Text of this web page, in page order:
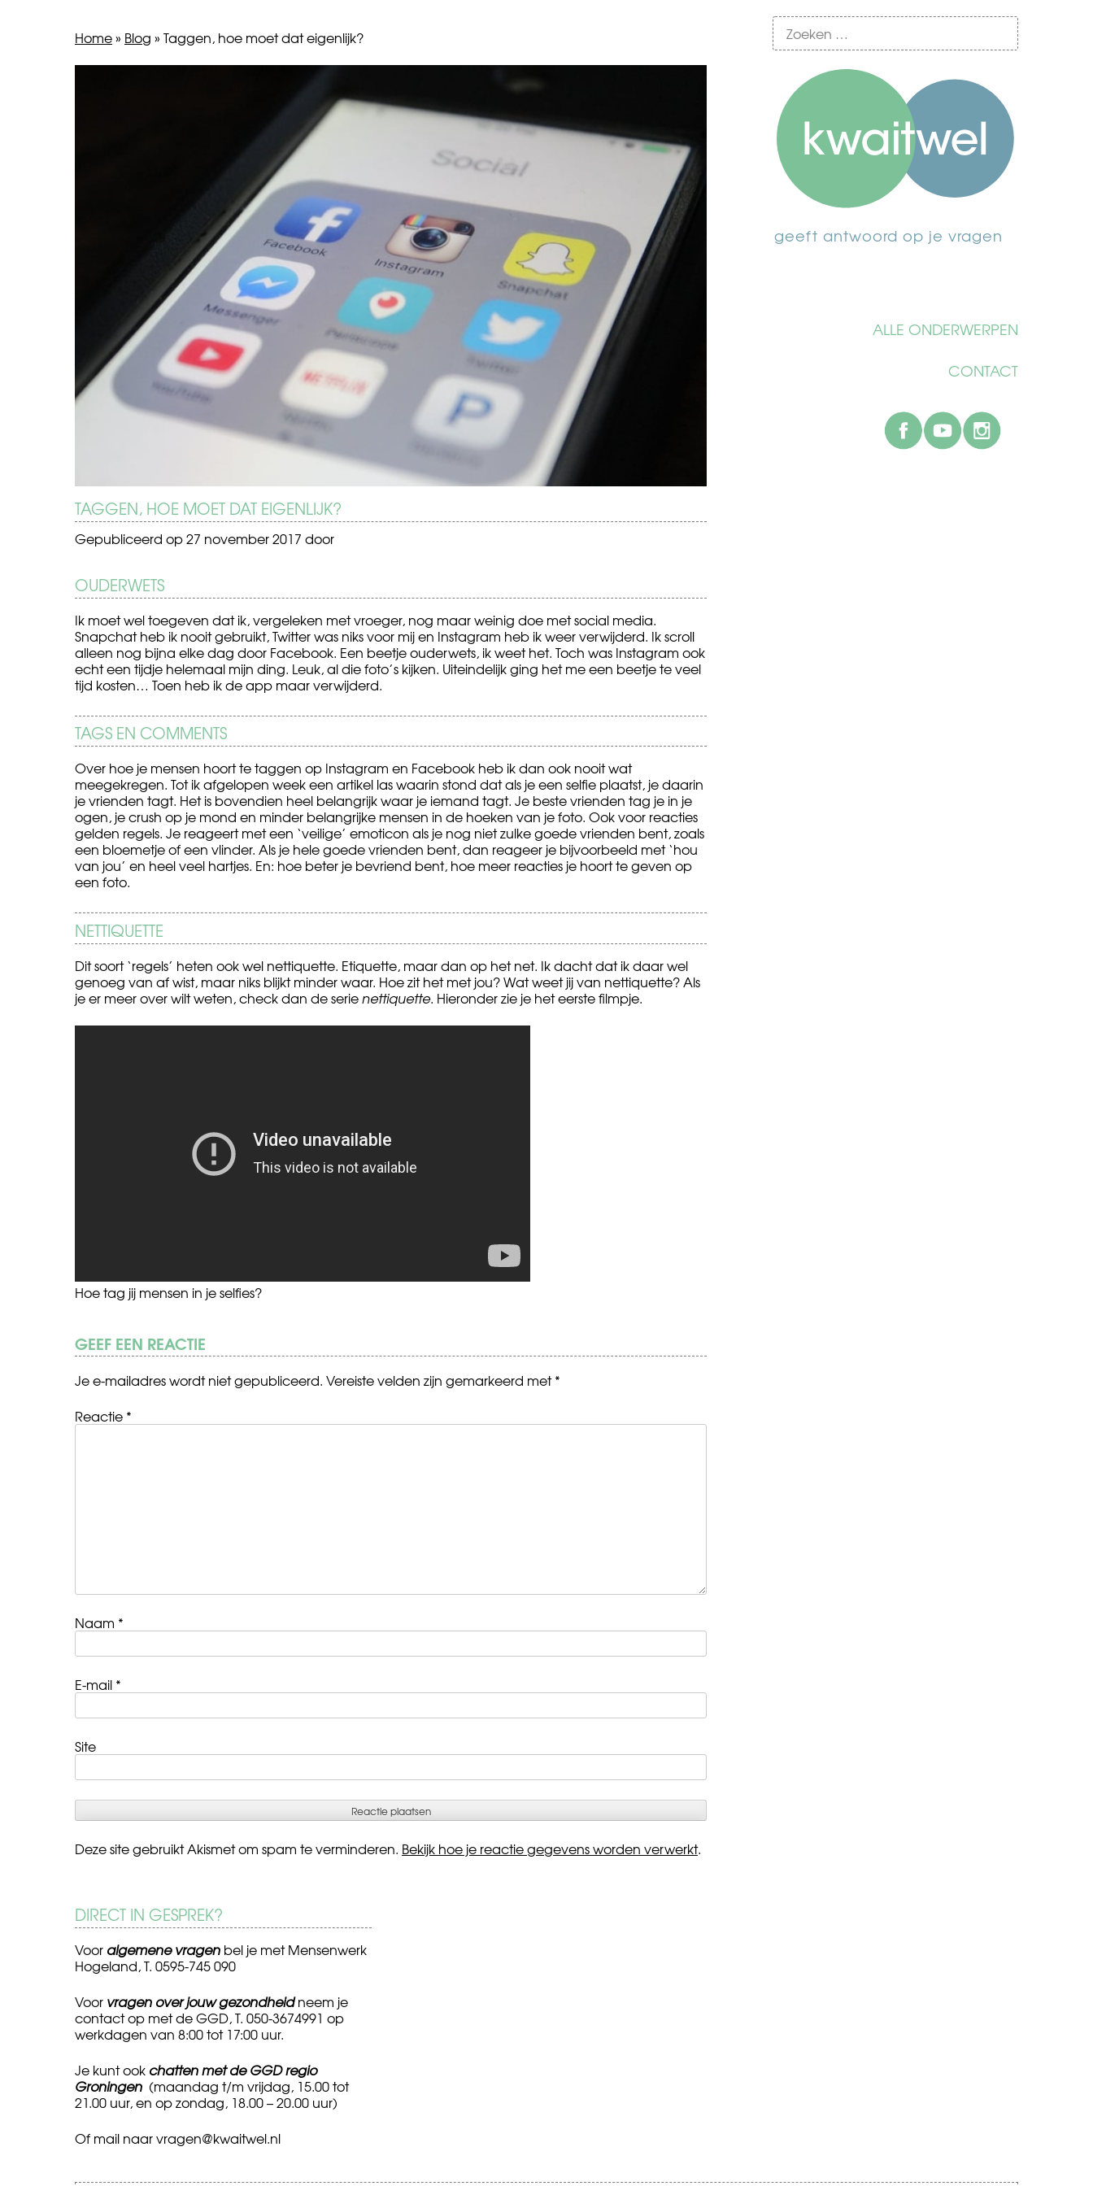
geeft antwoord op je vragen
ALLE ONDERWERPEN
CONTACT
facebook
Home» Blog » Taggen, hoe moet dat eigenlijk?
TAGGEN, HOE MOET DAT EIGENLIJK?
Gepubliceerd op27 november 2017 door
OUDERWETS
Ik moet wel toegeven dat ik, vergeleken met vroeger, nog maar weinig doe met social media.
Snapchat heb ik nooit gebruikt, Twitter was niks voor mij en Instagram heb ik weer verwijderd. Ik scroll
alleen nog bijna elke dag door Facebook. Een beetje ouderwets, ik weet het. Toch was Instagram ook
echt een tijdje helemaal mijn ding. Leuk, al die foto’s kijken. Uiteindelijk ging het me een beetje te veel
tijd kosten… Toen heb ik de app maar verwijderd.
TAGS EN COMMENTS
Over hoe je mensen hoort te taggen op Instagram en Facebook heb ik dan ook nooit wat
meegekregen. Tot ik afgelopen week een artikel las waarin stond dat als je een selfie plaatst, je daarin
je vrienden tagt. Het is bovendien heel belangrijk waar je iemand tagt. Je beste vrienden tag je in je
ogen, je crush op je mond en minder belangrijke mensen in de hoeken van je foto. Ook voor reacties
gelden regels. Je reageert met een ‘veilige’ emoticon als je nog niet zulke goede vrienden bent, zoals
een bloemetje of een vlinder. Als je hele goede vrienden bent, dan reageer je bijvoorbeeld met ‘hou
van jou’ en heel veel hartjes. En: hoe beter je bevriend bent, hoe meer reacties je hoort te geven op
een foto.
NETTIQUETTE
Dit soort ‘regels’ heten ook wel nettiquette. Etiquette, maar dan op het net. Ik dacht dat ik daar wel
genoeg van af wist, maar niks blijkt minder waar. Hoe zit het met jou? Wat weet jij van nettiquette? Als
je er meer over wilt weten, check dan de serienettiquette. Hieronder zie je het eerste filmpje.
Hoe tag jij mensen in je selfies?
GEEF EEN REACTIE
Je e-mailadres wordt niet gepubliceerd. Vereiste velden zijn gemarkeerd met*
Reactie *
Naam *
E-mail *
Site
Deze site gebruikt Akismet om spam te verminderen. Bekijk hoe je reactie gegevens worden verwerkt.
DIRECT IN GESPREK?
Voor algemene vragen bel je met Mensenwerk
Hogeland, T. 0595-745 090
Voor vragen over jouw gezondheidneem je
contact op met de GGD, T. 050-3674991 op
werkdagen van 8:00 tot 17:00 uur.
Je kunt ook chatten met de GGD regio
Groningen (maandag t/m vrijdag, 15.00 tot
21.00 uur, en op zondag, 18.00 – 20.00 uur)
Of mail naarvragen@kwaitwel.nl